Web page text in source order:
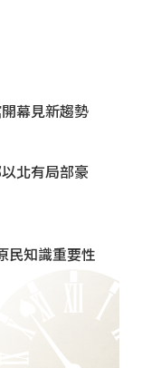
幕見新趨勢
北有局部豪
民知識重要性